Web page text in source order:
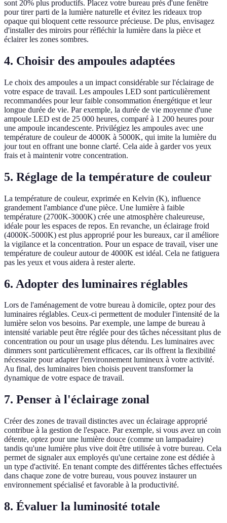
sont 20% plus productifs. Placez votre bureau près d'une fenêtre
pour tirer parti de la lumière naturelle et évitez les rideaux trop
opaque qui bloquent cette ressource précieuse. De plus, envisagez
d'installer des miroirs pour réfléchir la lumière dans la pièce et
éclairer les zones sombres.
4. Choisir des ampoules adaptées
Le choix des ampoules a un impact considérable sur l'éclairage de
votre espace de travail. Les ampoules LED sont particulièrement
recommandées pour leur faible consommation énergétique et leur
longue durée de vie. Par exemple, la durée de vie moyenne d'une
ampoule LED est de 25 000 heures, comparé à 1 200 heures pour
une ampoule incandescente. Privilégiez les ampoules avec une
température de couleur de 4000K à 5000K, qui imite la lumière du
jour tout en offrant une bonne clarté. Cela aide à garder vos yeux
frais et à maintenir votre concentration.
5. Réglage de la température de couleur
La température de couleur, exprimée en Kelvin (K), influence
grandement l'ambiance d'une pièce. Une lumière à faible
température (2700K-3000K) crée une atmosphère chaleureuse,
idéale pour les espaces de repos. En revanche, un éclairage froid
(4000K-5000K) est plus approprié pour les bureaux, car il améliore
la vigilance et la concentration. Pour un espace de travail, viser une
température de couleur autour de 4000K est idéal. Cela ne fatiguera
pas les yeux et vous aidera à rester alerte.
6. Adopter des luminaires réglables
Lors de l'aménagement de votre bureau à domicile, optez pour des
luminaires réglables. Ceux-ci permettent de moduler l'intensité de la
lumière selon vos besoins. Par exemple, une lampe de bureau à
intensité variable peut être réglée pour des tâches nécessitant plus de
concentration ou pour un usage plus détendu. Les luminaires avec
dimmers sont particulièrement efficaces, car ils offrent la flexibilité
nécessaire pour adapter l'environnement lumineux à votre activité.
Au final, des luminaires bien choisis peuvent transformer la
dynamique de votre espace de travail.
7. Penser à l'éclairage zonal
Créer des zones de travail distinctes avec un éclairage approprié
contribue à la gestion de l'espace. Par exemple, si vous avez un coin
détente, optez pour une lumière douce (comme un lampadaire)
tandis qu'une lumière plus vive doit être utilisée à votre bureau. Cela
permet de signaler aux employés qu'une certaine zone est dédiée à
un type d'activité. En tenant compte des différentes tâches effectuées
dans chaque zone de votre bureau, vous pouvez instaurer un
environnement spécialisé et favorable à la productivité.
8. Évaluer la luminosité totale